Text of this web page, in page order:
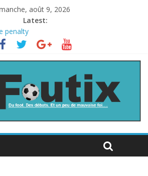
août 9, 2026
Latest:
penalty
dans le chaos
part de la Coupe du monde à des fonds
s’insurge
du monde
mauvais au football ?